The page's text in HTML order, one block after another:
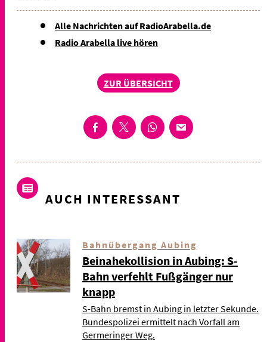
Alle Nachrichten auf RadioArabella.de
Radio Arabella live hören
ZUR ÜBERSICHT
AUCH INTERESSANT
Bahnübergang Aubing
Beinahekollision in Aubing: S-
Bahn verfehlt Fußgänger nur
knapp
S-Bahn bremst in Aubing in letzter Sekunde.
Bundespolizei ermittelt nach Vorfall am
Germeringer Weg.